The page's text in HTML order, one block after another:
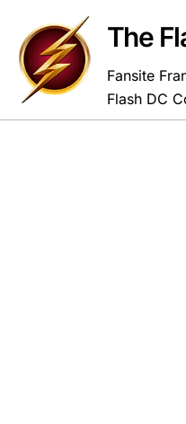
contenu
The
Fansite
Flash DC